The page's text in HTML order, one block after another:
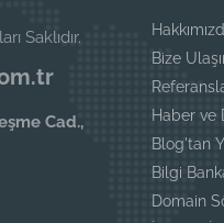
Saklıdır.
Cad.,
Bize
Haber ve
Blog'tan
Bilgi
Domain